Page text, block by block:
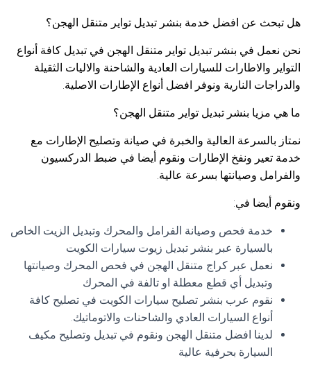
هل تبحث عن افضل خدمة بنشر تبديل تواير متنقل الهجن؟
نحن نعمل في بنشر تبديل تواير متنقل الهجن في تبديل كافة أنواع
التواير والاطارات للسيارات العادية والشاحنة والاليات الثقيلة
والدراجات النارية ونوفر افضل أنواع الإطارات الاصلية.
ما هي مزيا بنشر تبديل تواير متنقل الهجن؟
نمتاز بالسرعة العالية والخبرة في صيانة وتصليح الإطارات مع
خدمة تعير ونفخ الإطارات ونقوم أيضا في ضبط الدركسيون
والفرامل وصيانتها بسرعة عالية.
ونقوم أيضا في:
خدمة فحص وصيانة الفرامل والمحرك وتبديل الزيت الخاص
بالسيارة عبر بنشر تبديل زيوت سيارات الكويت
نعمل عبر كراج متنقل الهجن في فحص المحرك وصيانتها
وتبديل أي قطع معطلة او تالفة في المحرك
نقوم عرب بنشر تصليح سيارات الكويت في تصليح كافة
أنواع السيارات العادي والشاحنات والاتوماتيك.
لدينا افضل متنقل الهجن ونقوم في تبديل وتصليح مكيف
السيارة بحرفية عالية